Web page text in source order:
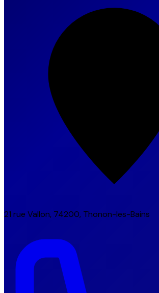
21 rue Vallon, 74200, Thonon-les-Bains